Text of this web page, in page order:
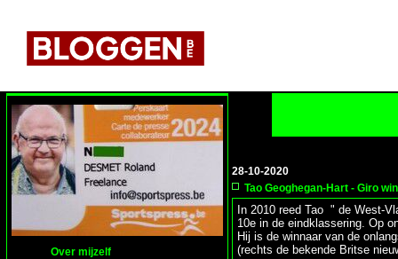
Over mijzelf
28-10-2020
Tao Geoghegan-Hart - Giro
In 2010 reed Tao " de West-
10e in de eindklassering. Op
Hij is de winnaar van de
(rechts de bekende Britse